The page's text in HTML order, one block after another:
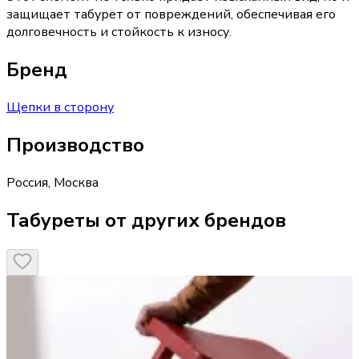
защищает табурет от повреждений, обеспечивая его
долговечность и стойкость к износу.
Бренд
Щепки в сторону
Производство
Россия, Москва
Табуреты от других брендов